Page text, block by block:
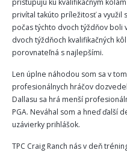
pristupujú ku kvalifikačným
privítal takúto príležitosť a využil
počas týchto dvoch týždňov boli
dvoch týždňoch kvalifikačných
porovnateľná s najlepšími.
Len úplne náhodou som sa v
profesionálnych hráčov
Dallasu sa hrá menší
PGA. Neváhal som a hneď ďalší
uzávierky prihlášok.
TPC Craig Ranch nás v deň